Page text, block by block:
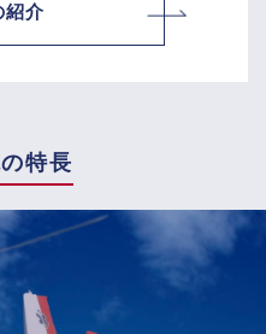
紹介
特長